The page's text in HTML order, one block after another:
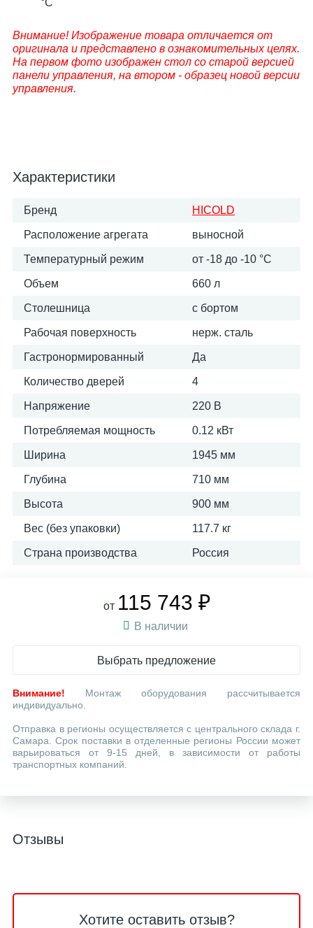
°C
Внимание! Изображение товара отличается от
оригинала и представлено в ознакомительных целях.
На первом фото изображен стол со старой версией
панели управления, на втором - образец новой версии
управления.
Характеристики
Бренд HICOLD
Расположение агрегата выносной
Температурный режим от -18 до -10 °С
Объем 660 л
Столешница с бортом
Рабочая поверхность нерж. сталь
Гастронормированный Да
Количество дверей 4
Напряжение 220 В
Потребляемая мощность 0.12 кВт
Ширина 1945 мм
Глубина 710 мм
Высота 900 мм
Вес (без упаковки) 117.7 кг
Страна производства Россия
от 115 743 ₽
В наличии
Выбрать предложение
Внимание! Монтаж оборудования рассчитывается
индивидуально.
Отправка в регионы осуществляется с центрального склада г.
Самара. Срок поставки в отделенные регионы России может
варьироваться от 9-15 дней, в зависимости от работы
транспортных компаний.
Отзывы
Хотите оставить отзыв?